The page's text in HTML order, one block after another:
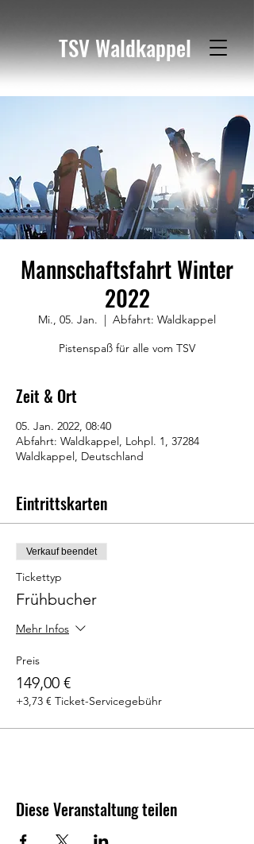
TSV Waldkappel
Mannschaftsfahrt Winter
2022
Mi., 05. Jan.
  |
Abfahrt: Waldkappel
Pistenspaß für alle vom TSV
Zeit & Ort
05. Jan. 2022, 08:40
Abfahrt: Waldkappel, Lohpl. 1, 37284
Waldkappel, Deutschland
Eintrittskarten
Verkauf beendet
Tickettyp
Frühbucher
Mehr Infos
Preis
149,00 €
+3,73 € Ticket-Servicegebühr
Diese Veranstaltung teilen